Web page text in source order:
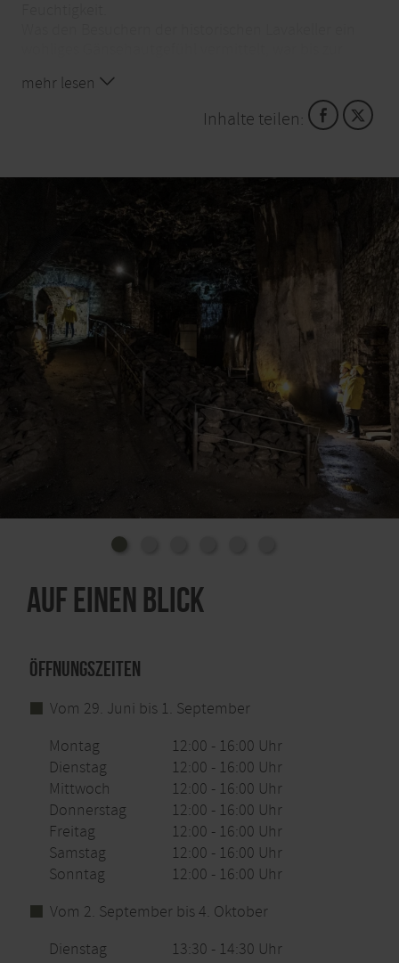
der Stadt Mendig. Denn überirdisch entstanden bis
zu 28 Brauereien, welche im 19. Jarhundert die 32
Meter hohen, kathedralenartigen Hallen im
Als die Vulkane in der Eifel ausbrachen, floss auch ein
Lavastrom in Richtung Mendig. Die dadurch
entstandene Basaltlava wurde von den Mendigern
später abgebaut und war ein wichtiger Broterwerb –
denn die Basaltlava war ein kostbares Baumaterial.
Mächtige Säulen, die beim jahrhundertelangen
Basalt- und Lavaabbau stehengelassen wurden,
stützen die gigantischen Lavakeller.
Zugänglich für Besucher ist nur ein Teil der drei
Quadratkilometer großen Gänge und Stollen dieser
Untertage-Landschaft, die in mächtige vulkanische
Schichten gegraben wurde. Doch eineFührung
ist ein unvergessliches Aha-
Erlebnis und zeigt sinnlich, wie die Menschen das
Geschenk von Mutter Erde für sich nutzen. Auch der
Lava-Dome
eine spannende Reise in die Vielfalt des Vulkanismus.
den Kellern gelegen ist, dieses einzigartige Kühllager.
Oben Leckeres und Süffiges, unten Geheimnisvolles
Reisen Sie nachhaltig! Nutzen Sie den ÖPNV!
direkter Nähe zum Lava-Dome befindet sich die
Haltestelle "Lava-Dome"(Heidenstockstraße 43,
56743 Mendig). Weitere Informationen zu den
Verbindungen an der Haltestelle finden Sie unter
https://www.haltestellen-suche.desowie unter
https://www.vrminfo.de.
mehr lesen
Inhalte teilen:
Auf einen Blick
Öffnungszeiten
Vom 29. Juni bis 1. September
Montag
12:00 - 16:00 Uhr
Dienstag
12:00 - 16:00 Uhr
Mittwoch
12:00 - 16:00 Uhr
Donnerstag
12:00 - 16:00 Uhr
Freitag
12:00 - 16:00 Uhr
Samstag
12:00 - 16:00 Uhr
Sonntag
12:00 - 16:00 Uhr
Vom 2. September bis 4. Oktober
Dienstag
13:30 - 14:30 Uhr